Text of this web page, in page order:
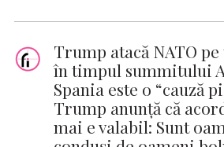
Trump atacă NATO
în timpul summitului
Spania este o “cauză
Trump anunță că
mai e valabil: Sunt